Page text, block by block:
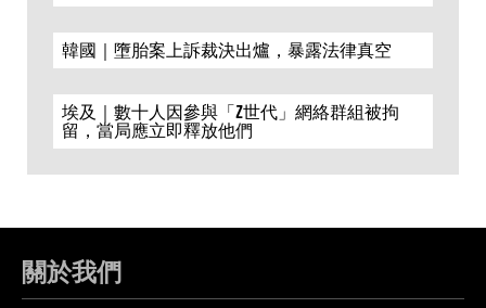
韓國｜墮胎案上訴裁決出爐，暴露法律真空
埃及｜數十人因參與「Z世代」網絡群組被拘
留，當局應立即釋放他們
關於我們